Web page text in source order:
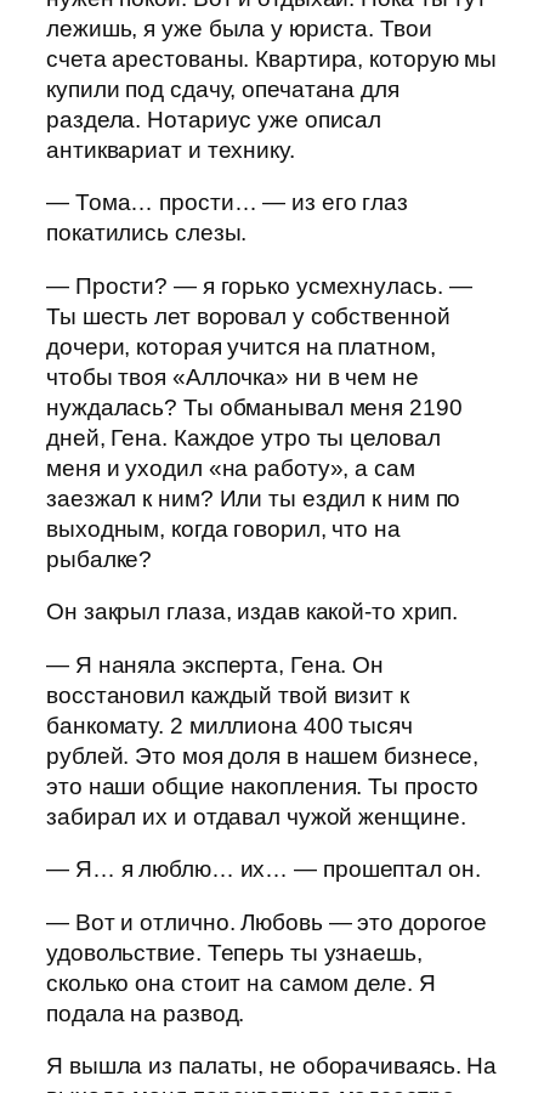
лежишь, я уже была у юриста. Твои
счета арестованы. Квартира, которую мы
купили под сдачу, опечатана для
раздела. Нотариус уже описал
антиквариат и технику.
— Тома… прости… — из его глаз
покатились слезы.
— Прости? — я горько усмехнулась. —
Ты шесть лет воровал у собственной
дочери, которая учится на платном,
чтобы твоя «Аллочка» ни в чем не
нуждалась? Ты обманывал меня 2190
дней, Гена. Каждое утро ты целовал
меня и уходил «на работу», а сам
заезжал к ним? Или ты ездил к ним по
выходным, когда говорил, что на
рыбалке?
Он закрыл глаза, издав какой-то хрип.
— Я наняла эксперта, Гена. Он
восстановил каждый твой визит к
банкомату. 2 миллиона 400 тысяч
рублей. Это моя доля в нашем бизнесе,
это наши общие накопления. Ты просто
забирал их и отдавал чужой женщине.
— Я… я люблю… их… — прошептал он.
— Вот и отлично. Любовь — это дорогое
удовольствие. Теперь ты узнаешь,
сколько она стоит на самом деле. Я
подала на развод.
Я вышла из палаты, не оборачиваясь. На